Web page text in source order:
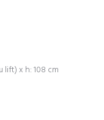
lift) x h: 108 cm